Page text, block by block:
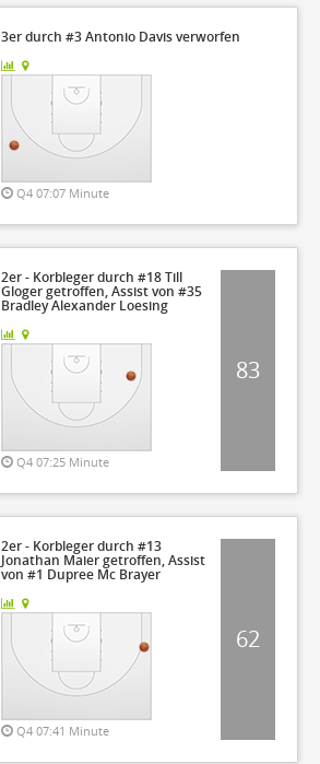
3er durch #3 Antonio Davis verworfen
Q4 07:07 Minute
2er - Korbleger durch #18 Till
Gloger getroffen, Assist von #35
Bradley Alexander Loesing
Q4 07:25 Minute
83
2er - Korbleger durch #13
Jonathan Maier getroffen, Assist
von #1 Dupree Mc Brayer
Q4 07:41 Minute
62